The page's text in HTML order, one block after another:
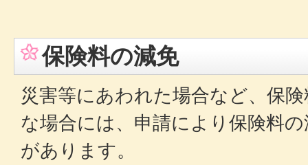
保険料の減免
災害等にあわれた場合など、保
な場合には、申請により保険料
があります。